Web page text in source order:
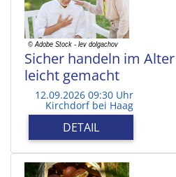
Sicher handeln im
leicht gemacht
12.09.2026 09:30 Uhr
Kirchdorf bei Haag
DETAIL